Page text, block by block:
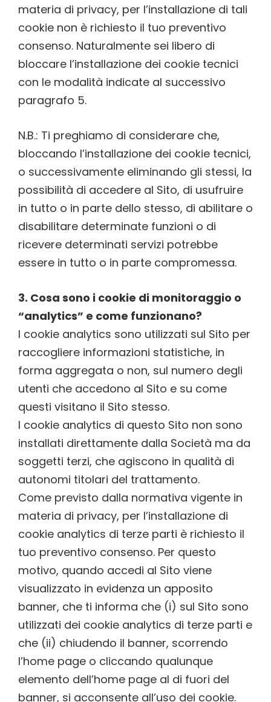
materia di privacy, per l’installazione di tali
cookie non è richiesto il tuo preventivo
consenso. Naturalmente sei libero di
bloccare l’installazione dei cookie tecnici
con le modalità indicate al successivo
paragrafo 5.
N.B.: Ti preghiamo di considerare che,
bloccando l’installazione dei cookie tecnici,
o successivamente eliminando gli stessi, la
possibilità di accedere al Sito, di usufruire
in tutto o in parte dello stesso, di abilitare o
disabilitare determinate funzioni o di
ricevere determinati servizi potrebbe
essere in tutto o in parte compromessa.
3. Cosa sono i cookie di monitoraggio o
“analytics” e come funzionano?
I cookie analytics sono utilizzati sul Sito per
raccogliere informazioni statistiche, in
forma aggregata o non, sul numero degli
utenti che accedono al Sito e su come
questi visitano il Sito stesso.
I cookie analytics di questo Sito non sono
installati direttamente dalla Società ma da
soggetti terzi, che agiscono in qualità di
autonomi titolari del trattamento.
Come previsto dalla normativa vigente in
materia di privacy, per l’installazione di
cookie analytics di terze parti è richiesto il
tuo preventivo consenso. Per questo
motivo, quando accedi al Sito viene
visualizzato in evidenza un apposito
banner, che ti informa che (i) sul Sito sono
utilizzati dei cookie analytics di terze parti e
che (ii) chiudendo il banner, scorrendo
l’home page o cliccando qualunque
elemento dell’home page al di fuori del
banner, si acconsente all’uso dei cookie.